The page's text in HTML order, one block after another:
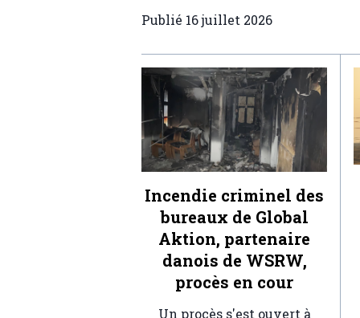
Publié 16 juillet 2026
Incendie criminel des
bureaux de Global
Aktion, partenaire
danois de WSRW,
procès en cour
Un procès s'est ouvert à